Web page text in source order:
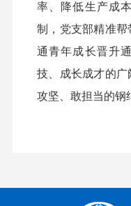
率、降低生产成
制，党支部精准
通青年成长晋升
技、成长成才的
攻坚、敢担当的钢